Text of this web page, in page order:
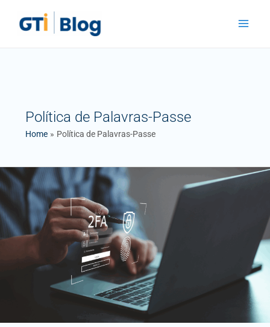
content
Política de Palavras-Passe
Home Política de Palavras-Passe
Como
Criar
uma
Política
de